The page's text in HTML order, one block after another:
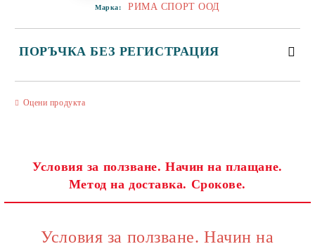
Марка: РИМА СПОРТ ООД
ПОРЪЧКА БЕЗ РЕГИСТРАЦИЯ
Съгласен съм сПолитиката за лични данни
Оцени продукта
Условия за ползване. Начин на плащане.
Метод на доставка. Срокове.
Условия за ползване. Начин на